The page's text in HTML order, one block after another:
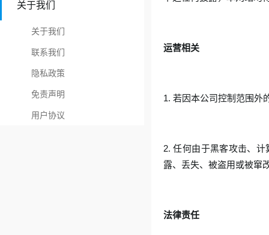
关于我们
关于我们
联系我们
隐私政策
免责声明
用户协议
运营相关
1. 若因本公司控制范围外
2. 任何由于黑客攻击、
露、丢失、被盗用或被窜
法律责任